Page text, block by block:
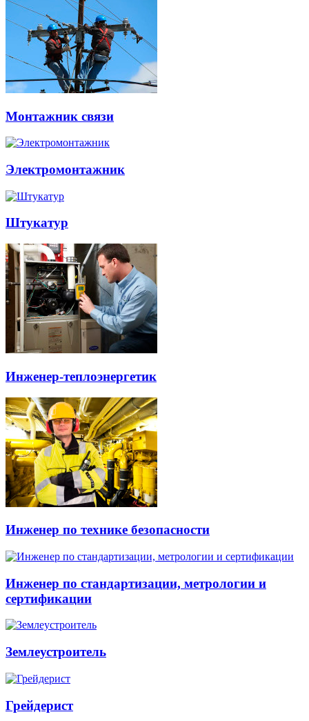
Монтажник связи
Электромонтажник
Штукатур
Инженер-теплоэнергетик
Инженер по технике безопасности
Инженер по стандартизации, метрологии и
сертификации
Землеустроитель
Грейдерист